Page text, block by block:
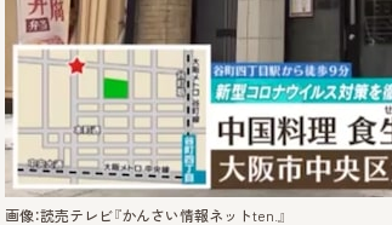
画像：読売テレビ『かんさい情報ネットten.』